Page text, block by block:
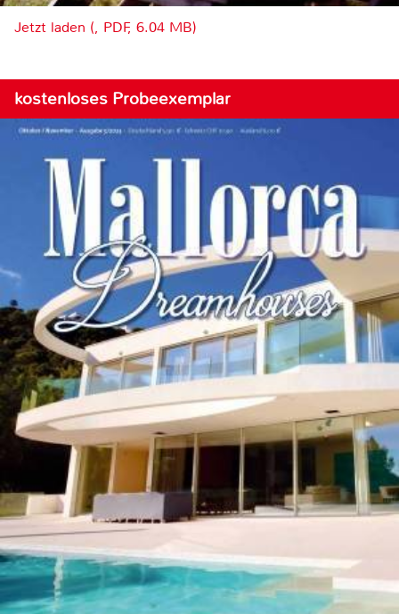
Jetzt laden (, PDF, 6.04 MB)
kostenloses Probeexemplar